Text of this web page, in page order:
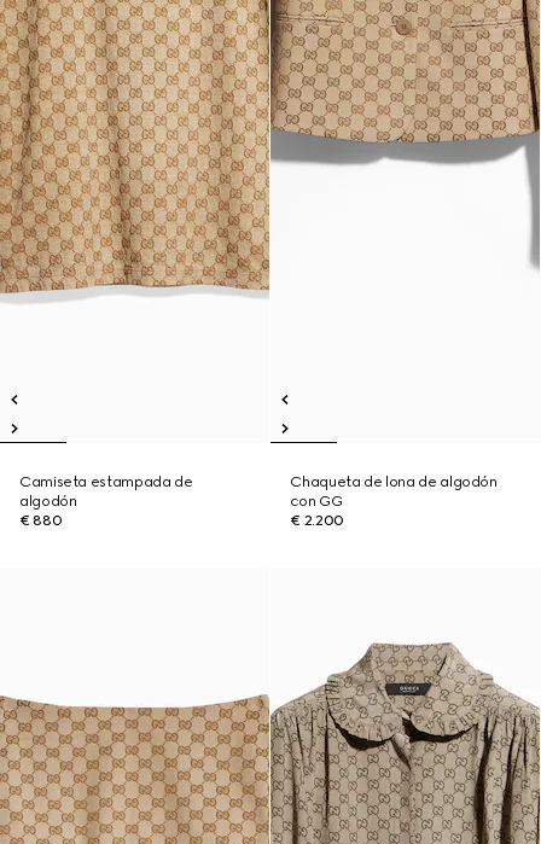
Camiseta estampada de
algodón
€ 880
Chaqueta de lona de algodón
con GG
€ 2.200